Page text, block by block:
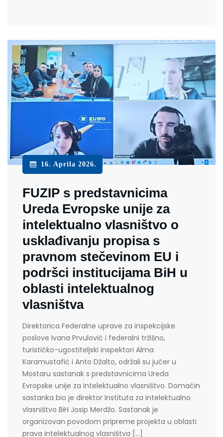
16. Aprila 2026.
FUZIP s predstavnicima
Ureda Evropske unije za
intelektualno vlasništvo o
usklađivanju propisa s
pravnom stečevinom EU i
podršci institucijama BiH u
oblasti intelektualnog
vlasništva
Direktorica Federalne uprave za inspekcijske
poslove Ivana Prvulović i federalni tržišno,
turističko-ugostiteljski inspektori Alma
Karamustafić i Anto Džalto, održali su jučer u
Mostaru sastanak s predstavnicima Ureda
Evropske unije za intelektualno vlasništvo. Domaćin
sastanka bio je direktor Instituta za intelektualno
vlasništvo BiH Josip Merdžo. Sastanak je
organizovan povodom pripreme projekta u oblasti
prava intelektualnog vlasništva […]